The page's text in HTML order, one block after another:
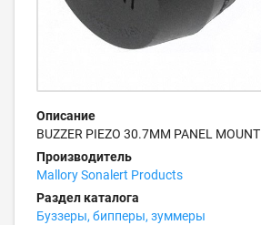
Описание
BUZZER PIEZO 30.7MM PANEL MOUNT
Производитель
Mallory Sonalert Products
Раздел каталога
Буззеры, бипперы, зуммеры